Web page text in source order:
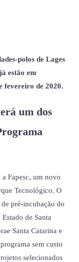
polos de Lages
estão em
fevereiro de 2020.
um dos
a Fapesc, um novo
Tecnológico. O
pré-incubação do
de Santa
Santa Catarina e
sem custo
selecionados